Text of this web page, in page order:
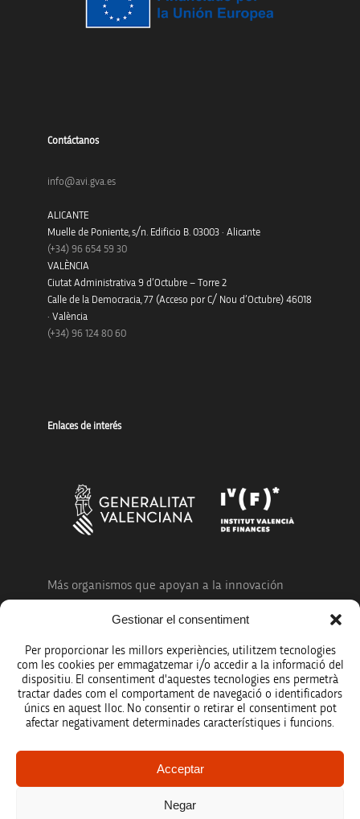
Gestionar el consentiment
Per proporcionar les millors experiències, utilitzem tecnologies
com les cookies per emmagatzemar i/o accedir a la informació del
dispositiu. El consentiment d'aquestes tecnologies ens permetrà
tractar dades com el comportament de navegació o identificadors
únics en aquest lloc. No consentir o retirar el consentiment pot
afectar negativament determinades característiques i funcions.
Acceptar
Negar
Contáctanos
info@avi.gva.es
ALICANTE
Muelle de Poniente, s/n. Edificio B. 03003 · Alicante
(+34) 96 654 59 30
VALÈNCIA
Ciutat Administrativa 9 d’Octubre – Torre 2
Calle de la Democracia, 77 (Acceso por C/ Nou d’Octubre) 46018
· València
(+34) 96 124 80 60
Enlaces de interés
Más organismos que apoyan a la innovación
Avíso legal
Política de protección de datos